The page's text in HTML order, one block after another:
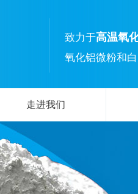
致力于高温氧
氧化铝微粉和
走进我们